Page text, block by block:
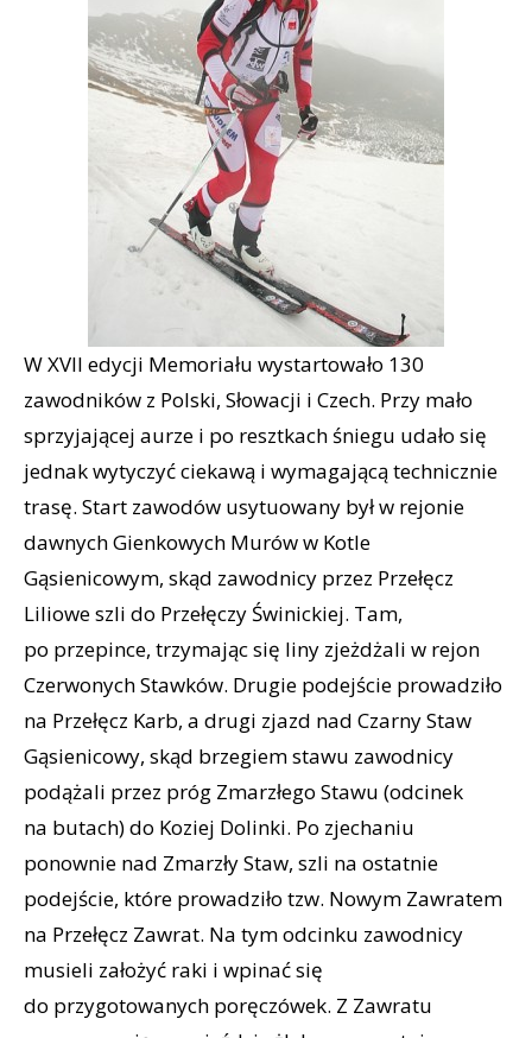
W XVII edycji Memoriału wystartowało 130
zawodników z Polski, Słowacji i Czech. Przy mało
sprzyjającej aurze i po resztkach śniegu udało się
jednak wytyczyć ciekawą i wymagającą technicznie
trasę. Start zawodów usytuowany był w rejonie
dawnych Gienkowych Murów w Kotle
Gąsienicowym, skąd zawodnicy przez Przełęcz
Liliowe szli do Przełęczy Świnickiej. Tam,
po przepince, trzymając się liny zjeżdżali w rejon
Czerwonych Stawków. Drugie podejście prowadziło
na Przełęcz Karb, a drugi zjazd nad Czarny Staw
Gąsienicowy, skąd brzegiem stawu zawodnicy
podążali przez próg Zmarzłego Stawu (odcinek
na butach) do Koziej Dolinki. Po zjechaniu
ponownie nad Zmarzły Staw, szli na ostatnie
podejście, które prowadziło tzw. Nowym Zawratem
na Przełęcz Zawrat. Na tym odcinku zawodnicy
musieli założyć raki i wpinać się
do przygotowanych poręczówek. Z Zawratu